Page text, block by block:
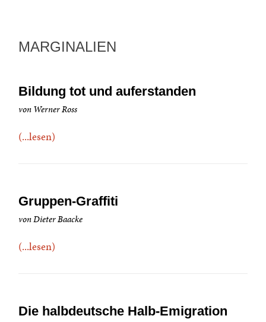
MARGINALIEN
Bildung tot und auferstanden
von Werner Ross
(...lesen)
Gruppen-Graffiti
von Dieter Baacke
(...lesen)
Die halbdeutsche Halb-Emigration